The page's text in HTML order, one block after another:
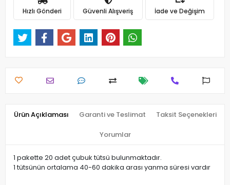
Hızlı Gönderi Güvenli Alışveriş İade ve Değişim
Ürün Açıklaması Garanti ve Teslimat Taksit Seçenekleri
Yorumlar
1 pakette 20 adet çubuk tütsü bulunmaktadır.
1 tütsünün ortalama 40-60 dakika arası yanma süresi vardır